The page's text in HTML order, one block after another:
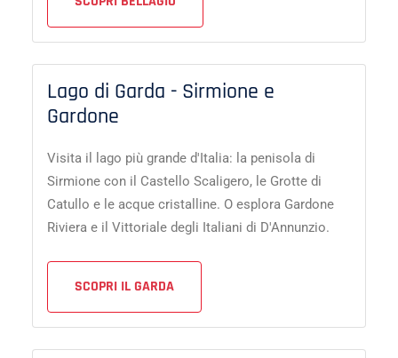
Lago di Garda - Sirmione e
Gardone
Visita il lago più grande d'Italia: la penisola di
Sirmione con il Castello Scaligero, le Grotte di
Catullo e le acque cristalline. O esplora Gardone
Riviera e il Vittoriale degli Italiani di D'Annunzio.
SCOPRI IL GARDA